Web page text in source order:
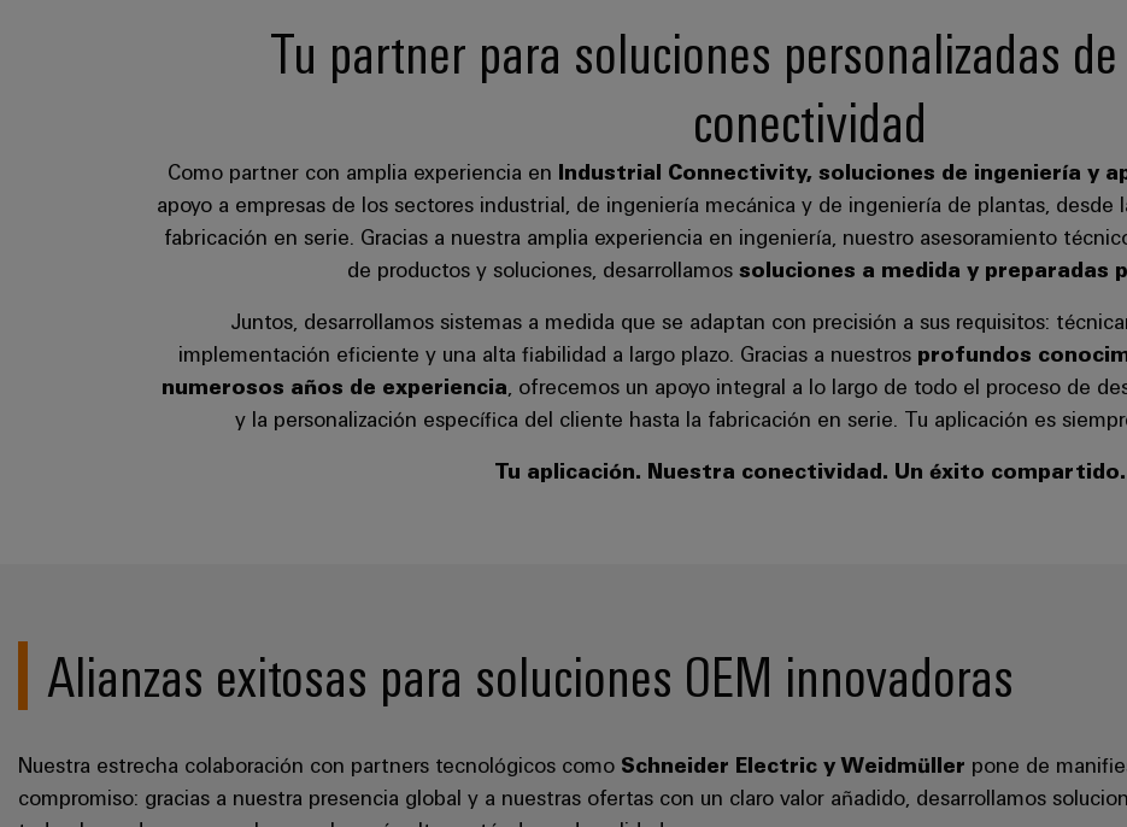
Tu partner para soluciones personalizadas
conectividad
Como partner con amplia experiencia en Industrial Connectivity, soluciones de ingeniería y
apoyo a empresas de los sectores industrial, de ingeniería mecánica y de ingeniería de plantas,
fabricación en serie. Gracias a nuestra amplia experiencia en ingeniería, nuestro asesoramiento
de productos y soluciones, desarrollamos soluciones a medida y preparadas
Juntos, desarrollamos sistemas a medida que se adaptan con precisión a sus requisitos:
implementación eficiente y una alta fiabilidad a largo plazo. Gracias a nuestros profundos
numerosos años de experiencia , ofrecemos un apoyo integral a lo largo de todo el proceso de
y la personalización específica del cliente hasta la fabricación en serie. Tu aplicación es
Tu aplicación. Nuestra conectividad. Un éxito compartido.
Alianzas exitosas para soluciones OEM innovadoras
Nuestra estrecha colaboración con partners tecnológicos como Schneider Electric y Weidmüller pone de
compromiso: gracias a nuestra presencia global y a nuestras ofertas con un claro valor añadido, desarrollamos